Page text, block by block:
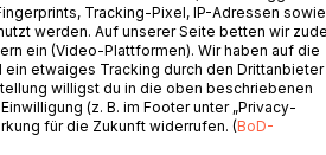
Männer - die beiden ungleichen
kurz darauf verschwindet einer der
Gabe zu Geld machen will?
ihres Lebens ...
Tracking-Pixel, IP-Adressen sowie
werden. Auf unserer Seite betten wir
ein (Video-Plattformen). Wir haben auf die
etwaiges Tracking durch den Drittanbieter
willigst du in die oben beschriebenen
(z. B. im Footer unter „Privacy-
für die Zukunft widerrufen. (BoD-